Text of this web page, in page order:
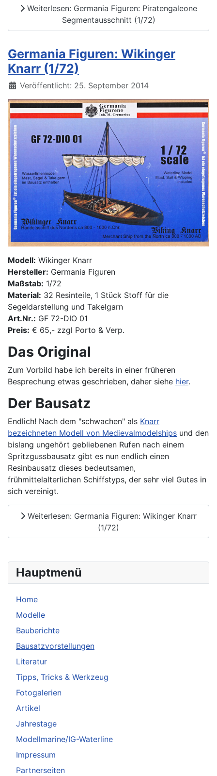
Hauptmenü
Home
Modelle
Bauberichte
Bausatzvorstellungen
Literatur
Tipps, Tricks & Werkzeug
Fotogalerien
Artikel
Jahrestage
Modellmarine/IG-Waterline
Impressum
Partnerseiten
Weiterlesen: Germania Figuren: Piratengaleone
Segmentausschnitt (1/72)
Germania Figuren: Wikinger
Knarr (1/72)
Details
Veröffentlicht: 25. September 2014
Modell: Wikinger Knarr
Hersteller: Germania Figuren
Maßstab: 1/72
Material: 32 Resinteile, 1 Stück Stoff für die
Segeldarstellung und Takelgarn
Art.Nr.: GF 72-DIO 01
Preis: € 65,- zzgl Porto & Verp.
Das Original
Zum Vorbild habe ich bereits in einer früheren
Besprechung etwas geschrieben, daher siehe hier.
Der Bausatz
Endlich! Nach dem "schwachen" als Knarr
bezeichneten Modell von Medievalmodelships und den
bislang ungehört gebliebenen Rufen nach einem
Spritzgussbausatz gibt es nun endlich einen
Resinbausatz dieses bedeutsamen,
frühmittelalterlichen Schiffstyps, der sehr viel Gutes in
sich vereinigt.
Weiterlesen: Germania Figuren: Wikinger Knarr
(1/72)